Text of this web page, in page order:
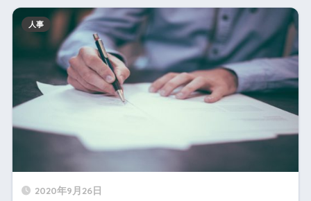
2020年9月26日
人事